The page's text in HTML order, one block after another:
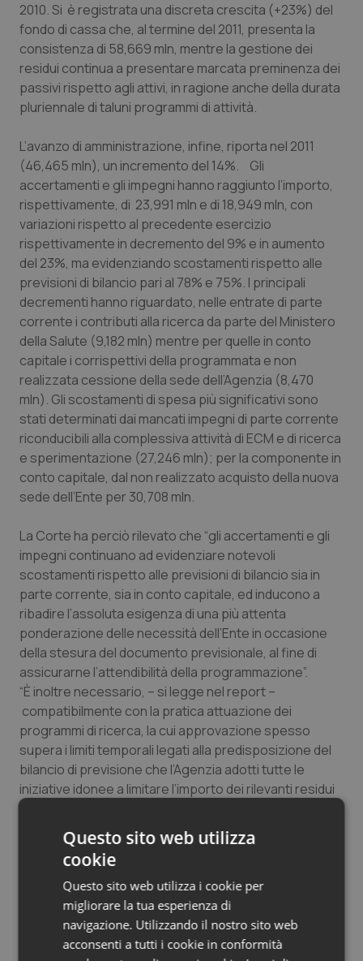
Puglia
Sardegna
Sicilia
Toscana
Umbria
Valle D’Aosta
Veneto
Malattie rare
Malattia di Crohn & Rettocolite Ulcerosa
Neuroscienze & patologie neurodegenerative
Obesità
Oftalmologia
Oncodermatologia
Oncoematologia
Oncologia & Nutrizione
Psoriasi & pelle
Quotidiano Cardiologia
Quotidiano Chirurgia
Quotidiano Oncologia
Quotidiano Pediatria
Rene & patologie urogenitali
Salute orale & impianti
Sangue & coagulazione
Tiroide
Tumore al seno
Tumore ovarico
Tumori del Polmone & Testa Collo
Tumori gastrointestinali
Ulcera & Reflusso
Vaccini
2010. Si è registrata una discreta crescita (+23%) del
fondo di cassa che, al termine del 2011, presenta la
consistenza di 58,669 mln, mentre la gestione dei
residui continua a presentare marcata preminenza dei
passivi rispetto agli attivi, in ragione anche della durata
pluriennale di taluni programmi di attività.
L’avanzo di amministrazione, infine, riporta nel 2011
(46,465 mln), un incremento del 14%. Gli
accertamenti e gli impegni hanno raggiunto l’importo,
rispettivamente, di 23,991 mln e di 18,949 mln, con
variazioni rispetto al precedente esercizio
rispettivamente in decremento del 9% e in aumento
del 23%, ma evidenziando scostamenti rispetto alle
previsioni di bilancio pari al 78% e 75%. I principali
decrementi hanno riguardato, nelle entrate di parte
corrente i contributi alla ricerca da parte del Ministero
della Salute (9,182 mln) mentre per quelle in conto
capitale i corrispettivi della programmata e non
realizzata cessione della sede dell’Agenzia (8,470
mln). Gli scostamenti di spesa più significativi sono
stati determinati dai mancati impegni di parte corrente
riconducibili alla complessiva attività di ECM e di ricerca
e sperimentazione (27,246 mln); per la componente in
conto capitale, dal non realizzato acquisto della nuova
sede dell’Ente per 30,708 mln.
La Corte ha perciò rilevato che “gli accertamenti e gli
impegni continuano ad evidenziare notevoli
scostamenti rispetto alle previsioni di bilancio sia in
parte corrente, sia in conto capitale, ed inducono a
ribadire l’assoluta esigenza di una più attenta
ponderazione delle necessità dell’Ente in occasione
della stesura del documento previsionale, al fine di
assicurarne l’attendibilità della programmazione”.
“È inoltre necessario, – si legge nel report –
compatibilmente con la pratica attuazione dei
programmi di ricerca, la cui approvazione spesso
supera i limiti temporali legati alla predisposizione del
bilancio di previsione che l’Agenzia adotti tutte le
iniziative idonee a limitare l’importo dei rilevanti residui
Infine la Corte, in considerazione dell’incremento
registrato dai costi di produzione, legato all’aumento
dei compiti da svolgere, “esorta l’Ente ad un attento
monitoraggio degli oneri di gestione, che assicuri, ai
fini del perseguimento delle importanti finalità
istituzionali, una oculata amministrazione delle risorse”.
Questo sito web utilizza
cookie
Questo sito web utilizza i cookie per
migliorare la tua esperienza di
navigazione. Utilizzando il nostro sito web
acconsenti a tutti i cookie in conformità